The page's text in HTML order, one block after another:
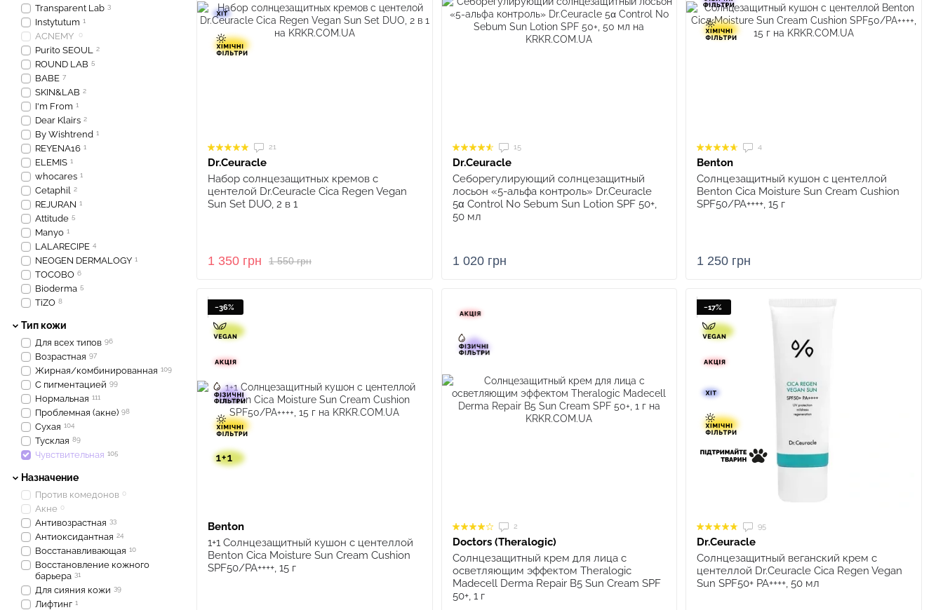
21
Dr.Ceuracle
Набор солнцезащитных кремов с
центелой Dr.Ceuracle Cica Regen Vegan
Sun Set DUO, 2 в 1
1 550 грн
1 350 грн
15
Dr.Ceuracle
Себорегулирующий cолнцезащитный
лосьон «5-альфа контроль» Dr.Ceuracle
5α Control No Sebum Sun Lotion SPF 50+,
50 мл
1 020 грн
4
Benton
Солнцезащитный кушон с центеллой
Benton Cica Moisture Sun Cream Cushion
SPF50/PA++++, 15 г
1 250 грн
−36%
Benton
1+1 Солнцезащитный кушон с центеллой
Benton Cica Moisture Sun Cream Cushion
SPF50/PA++++, 15 г
2
Doctors (Theralogic)
Солнцезащитный крем для лица с
осветляющим эффектом Theralogic
Madecell Derma Repair B5 Sun Cream SPF
50+, 1 г
−17%
95
Dr.Ceuracle
Солнцезащитный веганский крем с
центеллой Dr.Ceuracle Cica Regen Vegan
Sun SPF50+ PA++++, 50 мл
Transparent Lab 3
Instytutum 1
ACNEMY 0
Purito SEOUL 2
ROUND LAB 5
BABE 7
SKIN&LAB 2
I'm From 1
Dear Klairs 2
By Wishtrend 1
REYENA16 1
ELEMIS 1
whocares 1
Cetaphil 2
REJURAN 1
Attitude 5
Manyo 1
LALARECIPE 4
NEOGEN DERMALOGY 1
TOCOBO 6
Bioderma 5
TiZO 8
Тип кожи
Для всех типов 96
Возрастная 97
Жирная/комбинированная 109
С пигментацией 99
Нормальная 111
Проблемная (акне) 98
Сухая 104
Тусклая 89
Чувствительная 105
Назначение
Против комедонов 0
Акне 0
Антивозрастная 33
Антиоксидантная 24
Восстанавливающая 10
Восстановление кожного
барьера 31
Для сияния кожи 39
Лифтинг 1